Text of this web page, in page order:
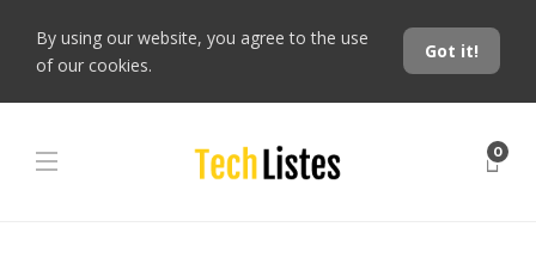
By using our website, you agree to the use
of our cookies.
Got it!
0